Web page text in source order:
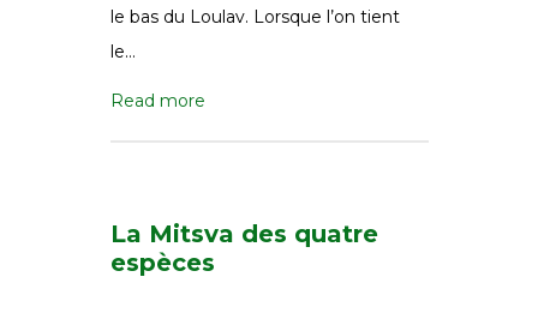
le bas du Loulav. Lorsque l’on tient
le…
Read more
La Mitsva des quatre
espèces